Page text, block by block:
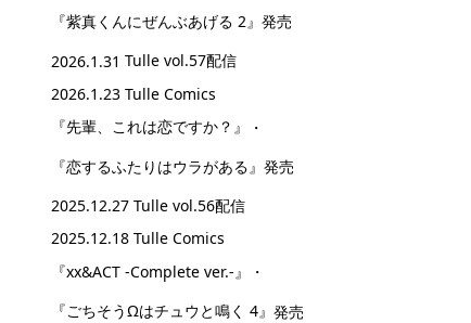
『紫真くんにぜんぶあげる 2』 発売
2026.1.31 Tulle vol.57配信
2026.1.23 Tulle Comics
『先輩、これは恋ですか？』
・
『恋するふたりはウラがある』 発売
2025.12.27 Tulle vol.56配信
2025.12.18 Tulle Comics
『xx&ACT -Complete ver.-』
・
『ごちそうΩはチュウと鳴く 4』 発売